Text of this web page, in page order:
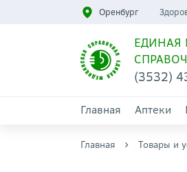
Оренбург
ЕДИНАЯ
(3532)
Главная Аптеки
Главная Товары и